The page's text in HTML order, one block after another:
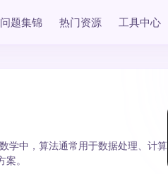
问题集锦 热门资源 工具中心
学中，算法通常用于数据处理、计算
。